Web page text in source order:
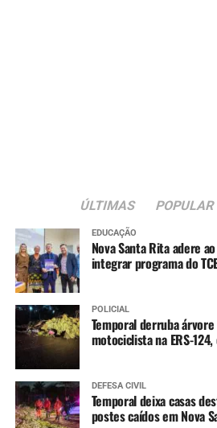
ÚLTIMAS POPULAR
EDUCAÇÃO
Nova Santa Rita adere
integrar programa do
POLICIAL
Temporal derruba
motociclista na ERS-
DEFESA CIVIL
Temporal deixa casas
postes caídos em Nova